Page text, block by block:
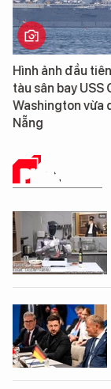
Hình ảnh đầu
tàu sân bay USS
Washington vừa
Nẵng
PHÂN TÍCH